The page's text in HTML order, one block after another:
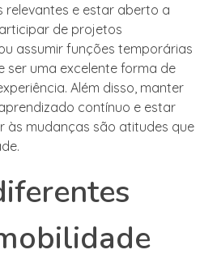
relevantes e estar aberto a
de projetos
assumir funções temporárias
ser uma excelente forma de
Além disso, manter
contínuo e estar
às mudanças são atitudes que